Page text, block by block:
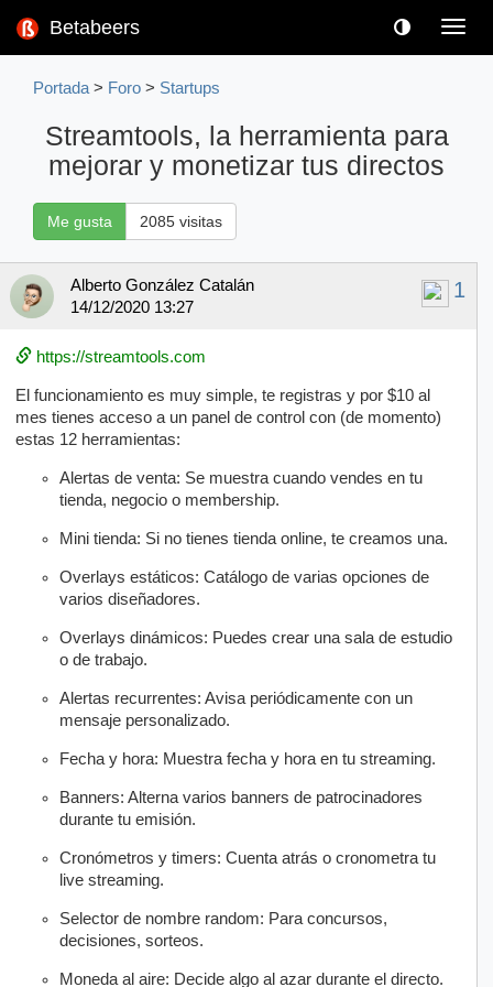
Betabeers
Portada > Foro > Startups
Streamtools, la herramienta para
mejorar y monetizar tus directos
Me gusta 2085 visitas
1
Alberto González Catalán
14/12/2020 13:27
https://streamtools.com
El funcionamiento es muy simple, te registras y por $10 al
mes tienes acceso a un panel de control con (de momento)
estas 12 herramientas:
Alertas de venta: Se muestra cuando vendes en tu
tienda, negocio o membership.
Mini tienda: Si no tienes tienda online, te creamos una.
Overlays estáticos: Catálogo de varias opciones de
varios diseñadores.
Overlays dinámicos: Puedes crear una sala de estudio
o de trabajo.
Alertas recurrentes: Avisa periódicamente con un
mensaje personalizado.
Fecha y hora: Muestra fecha y hora en tu streaming.
Banners: Alterna varios banners de patrocinadores
durante tu emisión.
Cronómetros y timers: Cuenta atrás o cronometra tu
live streaming.
Selector de nombre random: Para concursos,
decisiones, sorteos.
Moneda al aire: Decide algo al azar durante el directo.